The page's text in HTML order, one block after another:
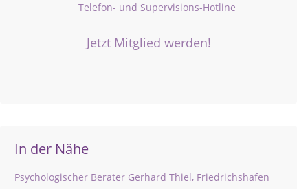
Telefon- und Supervisions-Hotline
Jetzt Mitglied werden!
In der Nähe
Psychologischer Berater Gerhard Thiel, Friedrichshafen